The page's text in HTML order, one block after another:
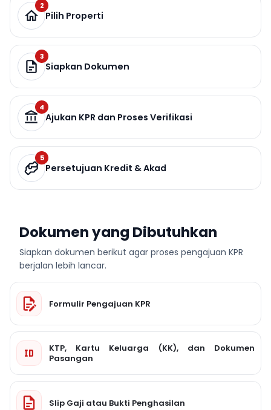
2
Pilih Properti
3
Siapkan Dokumen
4
Ajukan KPR dan Proses Verifikasi
5
Persetujuan Kredit & Akad
Dokumen yang Dibutuhkan
Siapkan dokumen berikut agar proses pengajuan KPR
berjalan lebih lancar.
Formulir Pengajuan KPR
KTP, Kartu Keluarga (KK), dan Dokumen
Pasangan
Slip Gaji atau Bukti Penghasilan